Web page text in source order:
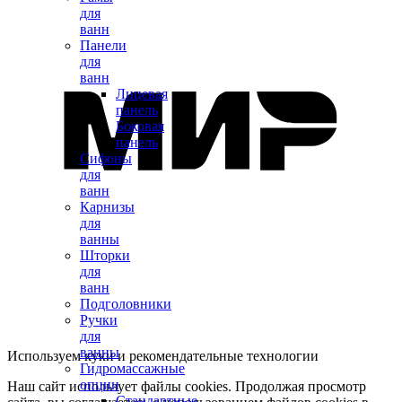
для
ванн
Панели
для
ванн
Лицевая
панель
Боковая
панель
Сифоны
для
ванн
Карнизы
для
ванны
Шторки
для
ванн
Подголовники
Ручки
для
ванны
Гидромассажные
опции
Используем куки и рекомендательные технологии
Наш сайт использует файлы cookies. Продолжая просмотр